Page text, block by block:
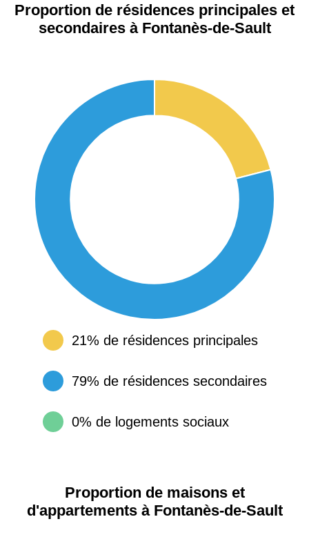
Proportion de résidences principales et
secondaires à Fontanès-de-Sault
21% de résidences principales
79% de résidences secondaires
0% de logements sociaux
Proportion de maisons et
d'appartements à Fontanès-de-Sault